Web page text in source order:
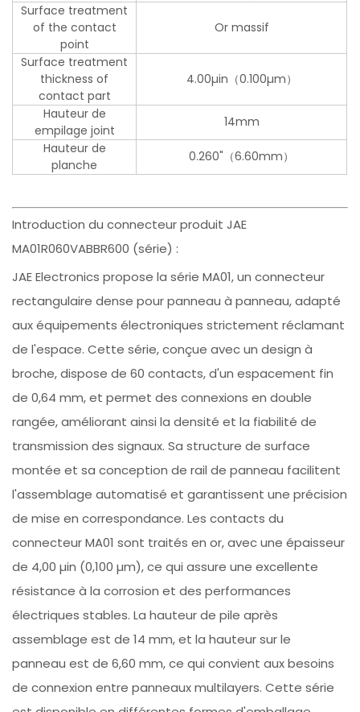
Surface treatment
of the contact
point
Or massif
Surface treatment
thickness of
contact part
4.00µin（0.100µm）
Hauteur de
empilage joint
14mm
Hauteur de
planche
0.260"（6.60mm）
Introduction du connecteur produit JAE
MA01R060VABBR600 (série) :
JAE Electronics propose la série MA01, un connecteur
rectangulaire dense pour panneau à panneau, adapté
aux équipements électroniques strictement réclamant
de l'espace. Cette série, conçue avec un design à
broche, dispose de 60 contacts, d'un espacement fin
de 0,64 mm, et permet des connexions en double
rangée, améliorant ainsi la densité et la fiabilité de
transmission des signaux. Sa structure de surface
montée et sa conception de rail de panneau facilitent
l'assemblage automatisé et garantissent une précision
de mise en correspondance. Les contacts du
connecteur MA01 sont traités en or, avec une épaisseur
de 4,00 µin (0,100 µm), ce qui assure une excellente
résistance à la corrosion et des performances
électriques stables. La hauteur de pile après
assemblage est de 14 mm, et la hauteur sur le
panneau est de 6,60 mm, ce qui convient aux besoins
de connexion entre panneaux multilayers. Cette série